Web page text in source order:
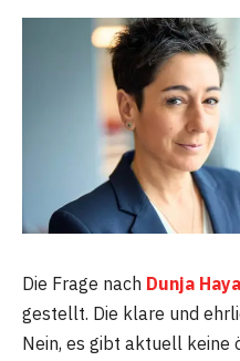
Die Frage nach Dunja
gestellt. Die klare und
Nein, es gibt aktuell